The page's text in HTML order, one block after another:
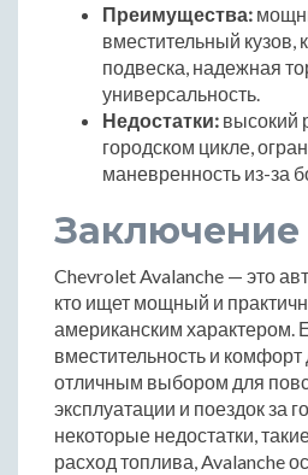
Преимущества:
вместительный кузов,
подвеска, надежная
универсальность.
Недостатки: высокий
городском цикле,
маневренность из-за
Заключение
Chevrolet Avalanche — это
кто ищет мощный и
американским характером.
вместительность и комфорт
отличным выбором для
эксплуатации и поездок за
некоторые недостатки,
расход топлива, Avalanche